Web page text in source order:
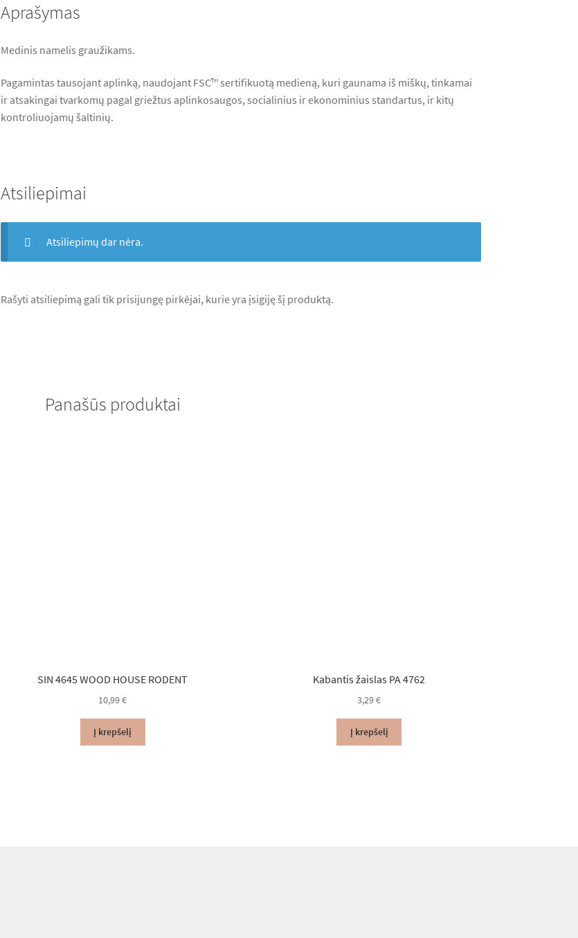
Aprašymas
Medinis namelis graužikams.
Pagamintas tausojant aplinką, naudojant FSC™ sertifikuotą medieną, kuri gaunama iš miškų, tinkamai
ir atsakingai tvarkomų pagal griežtus aplinkosaugos, socialinius ir ekonominius standartus, ir kitų
kontroliuojamų šaltinių.
Atsiliepimai
Atsiliepimų dar nėra.
Rašyti atsiliepimą gali tik prisijungę pirkėjai, kurie yra įsigiję šį produktą.
Panašūs produktai
SIN 4645 WOOD HOUSE RODENT
10,99€
Į krepšelį
Kabantis žaislas PA 4762
3,29€
Į krepšelį